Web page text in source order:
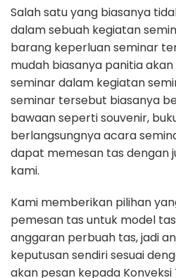
Salah satu yang biasanya
dalam sebuah kegiatan
barang keperluan seminar
mudah biasanya panitia
seminar dalam kegiatan
seminar tersebut biasanya
bawaan seperti souvenir,
berlangsungnya acara
dapat memesan tas dengan
kami.
Kami memberikan pilihan
pemesan tas untuk model
anggaran perbuah tas, jadi
keputusan sendiri sesuai
akan pesan kepada Konveksi